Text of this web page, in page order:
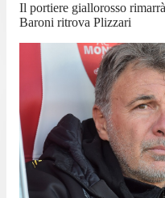
Il portiere giallorosso
Baroni ritrova Plizzari